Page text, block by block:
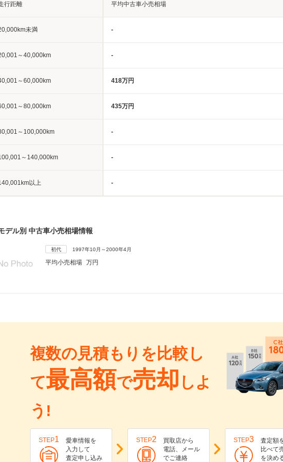
行距離 平均中古車小売相場
未満 -
～40,000km -
～60,000km 418万円
～80,000km 435万円
～100,000km -
～140,000km -
以上 -
デル別 中古車小売相場情報
初代 1997年10月～2000年4月
平均小売相場 万円
複数の見積もりを比較し
て最高額で売却 しよ
う!
STEP1
愛車情報を
入力して
査定申し込み
STEP2
買取店から
電話、メール
でご連絡
STEP3
査定額
比べて
を決め